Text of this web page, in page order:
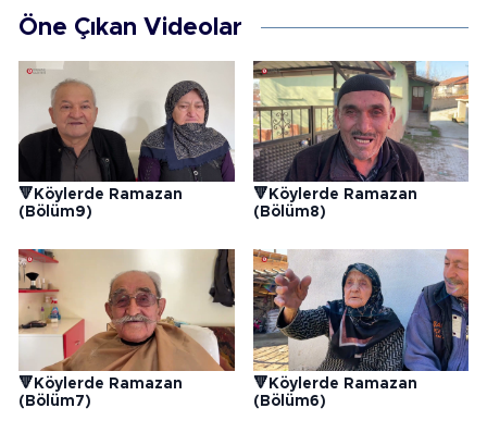
Öne Çıkan Videolar
🔻Köylerde Ramazan
(Bölüm9)
🔻Köylerde Ramazan
(Bölüm8)
🔻Köylerde Ramazan
(Bölüm7)
🔻Köylerde Ramazan
(Bölüm6)